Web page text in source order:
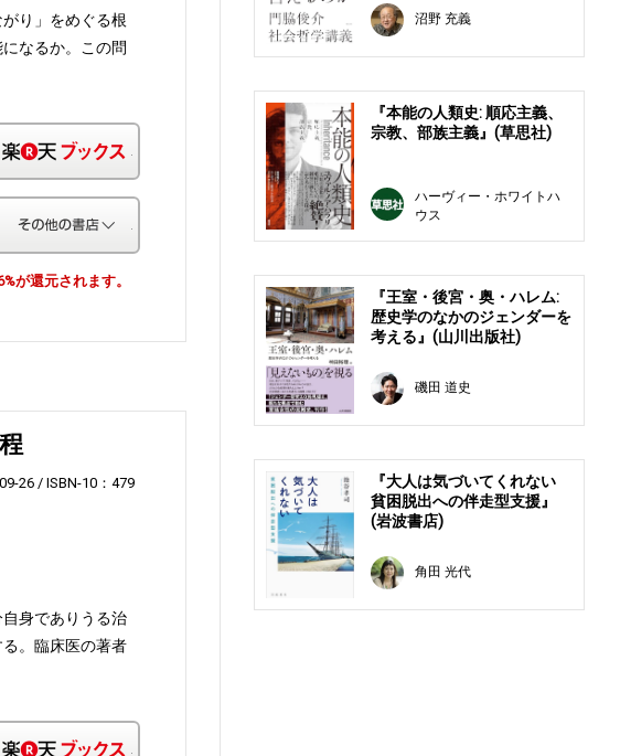
り」をめぐる根
なるか。この問
ル
が還元されます。
26
ISBN-10：479
身でありうる治
。臨床医の著者
沼野 充義
『本能の人類史: 順応主義、
宗教、部族主義』(草思社)
ハーヴィー・ホワイトハ
ウス
『王室・後宮・奥・ハレム:
歴史学のなかのジェンダーを
考える』(山川出版社)
磯田 道史
『大人は気づいてくれない
貧困脱出への伴走型支援』
(岩波書店)
角田 光代